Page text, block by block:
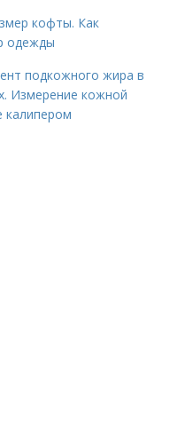
кофты. Как
одежды
подкожного жира в
Измерение кожной
калипером